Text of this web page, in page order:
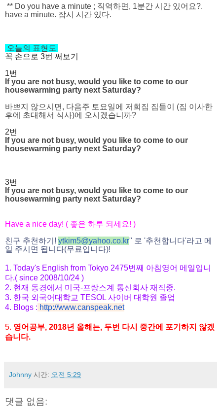
** Do you have a minute ; 직역하면, 1분간 시간 있어요?.
have a minute. 잠시 시간 있다.
오늘의 표현도
꼭 손으로 3번 써보기
1번
If you are not busy, would you like to come to our
housewarming party next Saturday?
바쁘지 않으시면, 다음주 토요일에 저희집 집들이 (집 이사한
후에 초대해서 식사)에
오시겠습니까?
2번
If you are not busy, would you like to come to our
housewarming party next Saturday?
3번
If you are not busy, would you like to come to our
housewarming party next Saturday?
Have a nice day! ( 좋은 하루 되세요! )
친구 추천하기! ytkim5@yahoo.co.kr" 로 '추천합니다'라고 메
일 주시면 됩니다(무료입니다)!
1. Today's English from Tokyo 2475번째 아침영어 메일입니
다.( since 2008/10/24 )
2. 현재 동경에서 미국-프랑스계 통신회사 재직중.
3. 한국 외국어대학교 TESOL 사이버 대학원 졸업
4. Blogs : http://www.canspeak.net
5. 영어공부, 2018년 올해는, 두번 다시 중간에 포기하지 않겠
습니다.
Johnny 시간: 오전 5:29
댓글 없음: